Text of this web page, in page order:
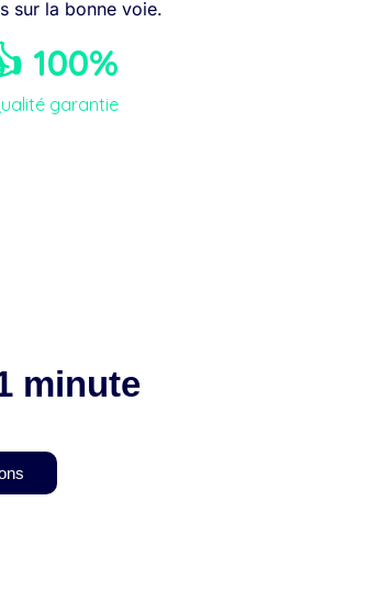
sur la bonne voie.
100%
garantie
minute